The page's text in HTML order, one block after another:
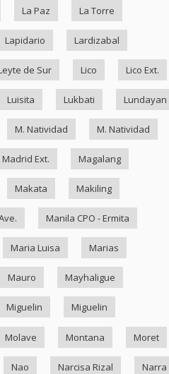
La Paz La Torre
Lapidario Lardizabal
de Sur Lico Lico Ext.
Luisita Lukbati Lundayan
M. Natividad M. Natividad
Madrid Ext. Magalang
Makata Makiling
Manila CPO - Ermita
Maria Luisa Marias
Mauro Mayhaligue
Miguelin Miguelin
Molave Montana Moret
Nao Narcisa Rizal Narra